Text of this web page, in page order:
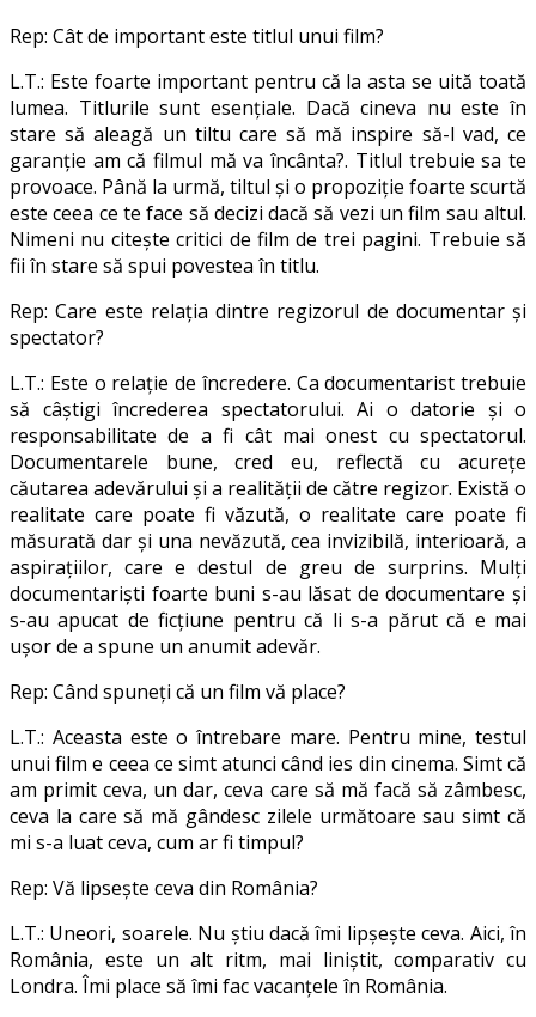
Rep: Cât de important este titlul unui film?
L.T.: Este foarte important pentru că la asta se uită toată
lumea. Titlurile sunt esenţiale. Dacă cineva nu este în
stare să aleagă un tiltu care să mă inspire să-l vad, ce
garanţie am că filmul mă va încânta?. Titlul trebuie sa te
provoace. Până la urmă, tiltul şi o propoziţie foarte scurtă
este ceea ce te face să decizi dacă să vezi un film sau altul.
Nimeni nu citeşte critici de film de trei pagini. Trebuie să
fii în stare să spui povestea în titlu.
Rep: Care este relaţia dintre regizorul de documentar şi
spectator?
L.T.: Este o relaţie de încredere. Ca documentarist trebuie
să câştigi încrederea spectatorului. Ai o datorie şi o
responsabilitate de a fi cât mai onest cu spectatorul.
Documentarele bune, cred eu, reflectă cu acureţe
căutarea adevărului şi a realităţii de către regizor. Există o
realitate care poate fi văzută, o realitate care poate fi
măsurată dar și una nevăzută, cea invizibilă, interioară, a
aspirațiilor, care e destul de greu de surprins. Mulți
documentariști foarte buni s-au lăsat de documentare și
s-au apucat de ficțiune pentru că li s-a părut că e mai
ușor de a spune un anumit adevăr.
Rep: Când spuneţi că un film vă place?
L.T.: Aceasta este o întrebare mare. Pentru mine, testul
unui film e ceea ce simt atunci când ies din cinema. Simt că
am primit ceva, un dar, ceva care să mă facă să zâmbesc,
ceva la care să mă gândesc zilele următoare sau simt că
mi s-a luat ceva, cum ar fi timpul?
Rep: Vă lipseşte ceva din România?
L.T.: Uneori, soarele. Nu ştiu dacă îmi lipşeşte ceva. Aici, în
România, este un alt ritm, mai liniştit, comparativ cu
Londra. Îmi place să îmi fac vacanţele în România.